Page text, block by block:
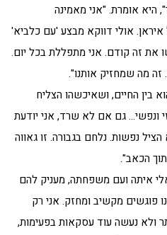
היא אומרת. "אני מאמינה
אולי דווקא מבצע 'עם כלביא'
את זה קודם. אני מתפללת בכל יום.
מה שמחזיק אותנו".
בין החיים, ושאיכשהו הצליח
ונפשי… גם אם לא שרד, אני יודעת
נפשות. נלחם בגבורה. זו גאווה
הכאב".
איתה ועם משפחתה, מעניק להם
פוגשים מקשיב ומחזק. אני רק
ולא נעשה עוד עסקאות בפעימות,